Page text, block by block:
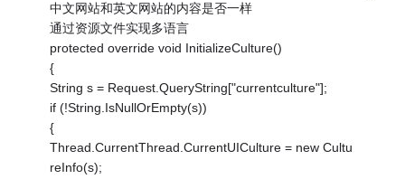
中文网站和英文网站的内容是否一样
通过资源文件实现多语言
protected override void InitializeCulture()
{
String s = Request.QueryString["currentculture"];
if (!String.IsNullOrEmpty(s))
{
Thread.CurrentThread.CurrentUICulture = new Cultu
reInfo(s);